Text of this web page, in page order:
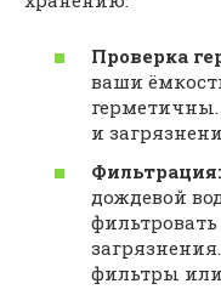
Проверка
ваши
герметичны.
и
Фильтрация:
дождевой
фильтры или